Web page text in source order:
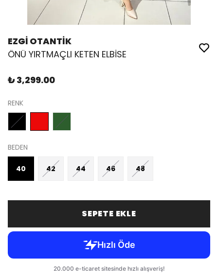
EZGİ OTANTİK
ÖNÜ YIRTMAÇLI KETEN ELBİSE
₺ 3,299.00
RENK
BEDEN
40 42 44 46 48
SEPETE EKLE